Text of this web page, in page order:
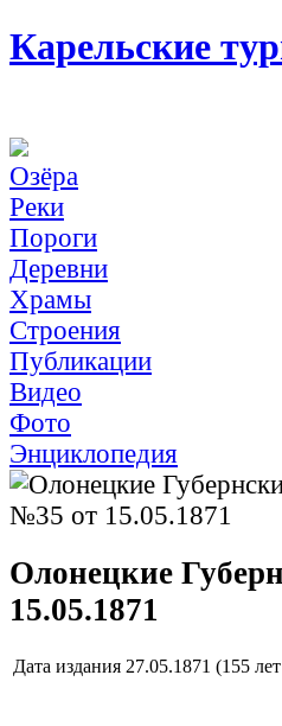
Карельские
Озёра
Реки
Пороги
Деревни
Храмы
Строения
Публикации
Видео
Фото
Энциклопедия
Олонецкие
15.05.1871
Дата издания 27.05.1871 (155